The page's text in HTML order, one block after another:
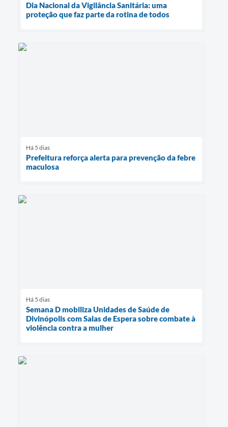
Dia Nacional da Vigilância Sanitária: uma
proteção que faz parte da rotina de todos
Há 5 dias
Prefeitura reforça alerta para prevenção da febre
maculosa
Há 5 dias
Semana D mobiliza Unidades de Saúde de
Divinópolis com Salas de Espera sobre combate à
violência contra a mulher